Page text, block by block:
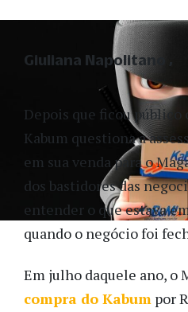
Depois que ficou público
Kabum questiona a
em sua venda para o
dos bastidores das
entender o que estava
quando o negócio foi
Em julho daquele ano, o
compra do Kabum por
Giuliana Napolitano